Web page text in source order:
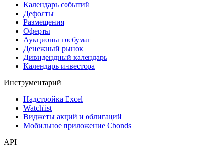
Календарь событий
Дефолты
Размещения
Оферты
Аукционы госбумаг
Денежный рынок
Дивидендный календарь
Календарь инвестора
Инструментарий
Надстройка Excel
Watchlist
Виджеты акций и облигаций
Мобильное приложение Cbonds
API